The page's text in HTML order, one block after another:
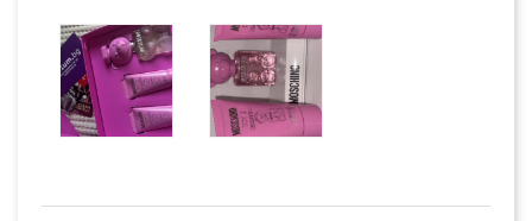
Creeaza o lista de dorinte